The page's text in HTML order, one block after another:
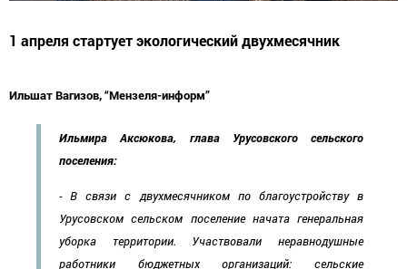
1 апреля стартует экологический двухмесячник
Ильшат Вагизов, “Мензеля-информ”
Ильмира Аксюкова, глава Урусовского сельского
поселения:
- В связи с двухмесячником по благоустройству в
Урусовском сельском поселение начата генеральная
уборка территории. Участвовали неравнодушные
работники бюджетных организаций: сельские